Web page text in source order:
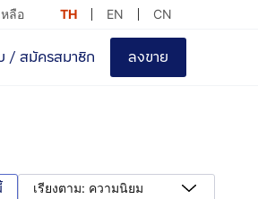
หลือ TH EN CN
/ สมัครสมาชิก ลงขาย
เรียงตาม: ความนิยม